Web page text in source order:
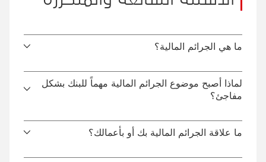
ما هي الجرائم المالية؟
لماذا أصبح موضوع الجرائم المالية مهماً للبنك بشكل
مفاجئ؟
ما علاقة الجرائم المالية بك أو بأعمالك؟